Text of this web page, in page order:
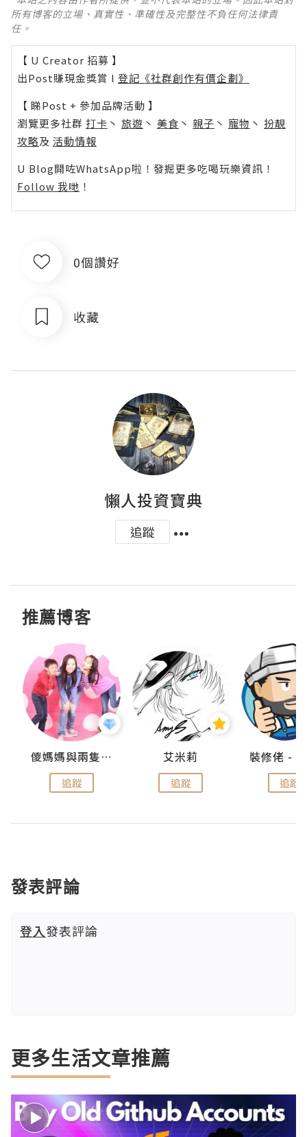
所有博客的立場、真實性、準確性及完整性不負任何法律責
任。
【 U Creator 招募 】
出Post賺現金獎賞 l 登記《社群創作有價企劃》
【 睇Post + 參加品牌活動 】
瀏覽更多社群 打卡 丶 旅遊 丶 美食 丶 親子 丶 寵物 丶 扮靚
攻略及 活動情報
U Blog開咗WhatsApp啦！發掘更多吃喝玩樂資訊！
Follow 我哋 ！
0個讚好
收藏
懶人投資寶典
追蹤
推薦博客
儍媽媽與兩隻小魔怪之家
追蹤
艾米莉
追蹤 追蹤
發表評論
登入發表評論
更多生活文章推薦